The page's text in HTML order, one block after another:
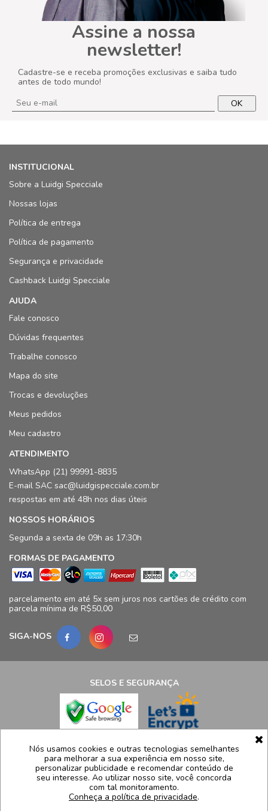
Assine a nossa
newsletter!
Cadastre-se e receba promoções exclusivas e saiba tudo
antes de todo mundo!
OK
INSTITUCIONAL
Sobre a Luidgi Specciale
Nossas lojas
Política de entrega
Política de pagamento
Segurança e privacidade
Cashback Luidgi Specciale
AJUDA
Fale conosco
Dúvidas frequentes
Trabalhe conosco
Mapa do site
Trocas e devoluções
Meus pedidos
Meu cadastro
ATENDIMENTO
WhatsApp (21) 99991-8835
E-mail SAC sac@luidgispecciale.com.br
respostas em até 48h nos dias úteis
NOSSOS HORÁRIOS
Segunda a sexta de 09h as 17:30h
FORMAS DE PAGAMENTO
parcelamento em até 5x sem juros nos cartões de crédito com
parcela mínima de R$50,00
SIGA-NOS
SELOS E SEGURANÇA
LCB Confecções Eireli | CNPJ: 19.316.833/0009-41
Avenida Ayrton Senna, 5.500, Bloco 11, loja 124/125 - Barra da
Tijuca - Rio de Janeiro - RJ – CEP 22775005
Atendimento: (21) 99991-8835 | sac@luidgispecciale.com.br
Segunda a sexta de 09h as 17:30h
Nós usamos cookies e outras tecnologias semelhantes
para melhorar a sua experiência em nosso site,
personalizar publicidade e recomendar conteúdo de
seu interesse. Ao utilizar nosso site, você concorda
com tal monitoramento.
Conheça a política de privacidade.